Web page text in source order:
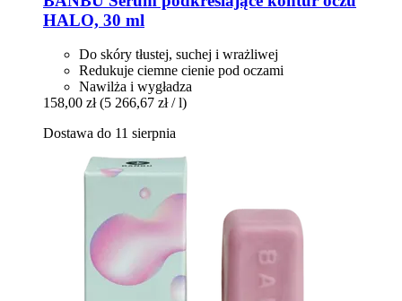
HALO, 30 ml
Do skóry tłustej, suchej i wrażliwej
Redukuje ciemne cienie pod oczami
Nawilża i wygładza
158,00 zł (5 266,67 zł / l)
Dostawa do 11 sierpnia